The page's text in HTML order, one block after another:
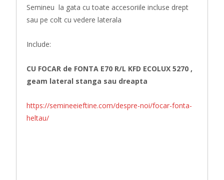
Semineu la gata cu toate accesoriile incluse drept
sau pe colt cu vedere laterala
Include:
CU FOCAR de FONTA E70 R/L KFD ECOLUX 5270 ,
geam lateral stanga sau dreapta
https://semineeieftine.com/despre-noi/focar-fonta-
heltau/